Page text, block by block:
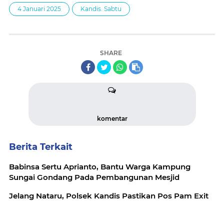
4 Januari 2025 Kandis. Sabtu
SHARE
komentar
Berita Terkait
Babinsa Sertu Aprianto, Bantu Warga Kampung
Sungai Gondang Pada Pembangunan Mesjid
Jelang Nataru, Polsek Kandis Pastikan Pos Pam Exit